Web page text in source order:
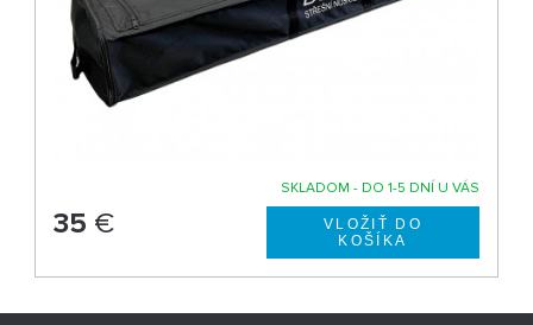
SKLADOM - DO 1-5 DNÍ U VÁS
35 €